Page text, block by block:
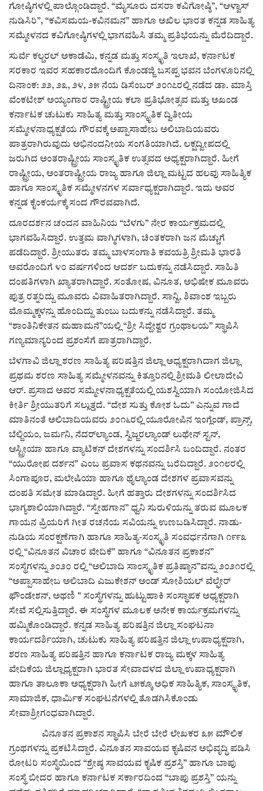
ಗೋಷ್ಠಿಗಳಲ್ಲಿ ಪಾಲ್ಗೊಂಡಿದ್ದಾರೆ. “ಮೈಸೂರು ದಸರಾ ಕವಿಗೋಷ್ಠಿ”, “ಆಳ್ವಾಸ್
ನುಡಿಸಿರಿ”, “ಕವಿಸಮಯ-ಕವಿನಮನ” ಹಾಗೂ ಅಖಿಲ ಭಾರತ ಕನ್ನಡ ಸಾಹಿತ್ಯ
ಸಮ್ಮೇಳನದ ಕವಿಗೋಷ್ಠಿಗಳಲ್ಲಿ ಭಾಗವಹಿಸಿ ತಮ್ಮ ಪ್ರತಿಭೆಯನ್ನು ಮೆರೆದಿದ್ದಾರೆ.
ಸುರ್ವೆ ಕಲ್ಚರಲ್ ಅಕಾಡೆಮಿ, ಕನ್ನಡ ಮತ್ತು ಸಂಸ್ಕೃತಿ ಇಲಾಖೆ, ಕರ್ನಾಟಕ
ಸರಕಾರ ಇವರ ಸಹಕಾರದೊಂದಿಗೆ ಕೊಂಡಜ್ಜಿ ಬಸಪ್ಪ ಭವನ ಬೆಂಗಳೂರಿನಲ್ಲಿ
ದಿನಾಂಕ: ೨೨, ೨೩, ೨೪, ೨೫ ನೆಯ ಡಿಸೆಂಬರ್ ೨೦೧೭ರಲ್ಲಿ ನಡೆದ ಡಾ. ಮಾಸ್ತಿ
ವೆಂಕಟೇಶ್ ಅಯ್ಯಂಗಾರ ರಾಷ್ಟ್ರೀಯ ಕಲಾ ಪ್ರತಿಭೋತ್ಸವ ಮತ್ತು ಅಖಂಡ
ಕರ್ನಾಟಕ ಚುಟುಕು ಸಾಹಿತ್ಯ ಮತ್ತು ಸಾಂಸ್ಕೃತಿಕ ದ್ವಿತೀಯ
ಸಮ್ಮೇಳನಾಧ್ಯಕ್ಷತೆಯ ಗೌರವಕ್ಕೆ ಅಪ್ಪಾಸಾಹೇಬ ಅಲಿಬಾದಿಯವರು
ಪಾತ್ರರಾಗಿರುವುದು ಅಭಿನಂದನೀಯ ಸಂಗತಿಯಾಗಿದೆ. ಲಕ್ಷದ್ವೀಪದಲ್ಲಿ
ಜರುಗಿದ ಅಂತರಾಷ್ಟ್ರೀಯ ಸಾಂಸ್ಕೃತಿಕ ಉತ್ಸವದ ಅಧ್ಯಕ್ಷರಾಗಿದ್ದಾರೆ. ಹೀಗೆ
ರಾಷ್ಟ್ರೀಯ, ಅಂತರಾಷ್ಟ್ರೀಯ ರಾಜ್ಯ ಹಾಗೂ ಜಿಲ್ಲಾ ಮಟ್ಟದ ಹಲವು ಸಾಹಿತ್ಯಿಕ
ಹಾಗೂ ಸಾಂಸ್ಕೃತಿಕ ಸಮ್ಮೇಳನಗಳ ಸರ್ವಾಧ್ಯಕ್ಷರಾಗಿದ್ದಾರೆ. ಇದು ಅವರ
ಕನ್ನಡ ಕೈಂಕರ್ಯಕ್ಕೆ ಸಂದ ಗೌರವವಾಗಿದೆ.
ದೂರದರ್ಶನ ಚಂದನ ವಾಹಿನಿಯ “ಬೆಳಗು” ನೇರ ಕಾರ್ಯಕ್ರಮದಲ್ಲಿ
ಭಾಗವಹಿಸಿದ್ದಾರೆ. ಉತ್ತಮ ವಾಗ್ಮಿಗಳಾಗಿ, ಚಿಂತಕರಾಗಿ ಜನ ಮೆಚ್ಚುಗೆ
ಪಡೆದಿದ್ದಾರೆ. ಶ್ರೀಯುತರು ತಮ್ಮ ಬಾಳಸಂಗಾತಿ ಕವಯತ್ರಿ ಶ್ರೀಮತಿ ಭಾರತಿ
ಅವರೊಂದಿಗೆ ೪೦ ವರ್ಷಗಳಿಂದ ಆದರ್ಶ ಬದುಕನ್ನು ನಡೆಸಿದ್ದಾರೆ. ಸಾಹಿತಿ
ದಂಪತಿಗಳಾಗಿ ಖ್ಯಾತರಾಗಿದ್ದಾರೆ. ಸಂತೋಷ, ವಿನೂತ, ಅಭಿಷೇಕ ಮೂವರು
ಪುತ್ರ ರತ್ನರಿದ್ದು ಮೂವರು ವಿವಾಹಿತರಾಗಿದ್ದಾರೆ. ಸಾನ್ವಿ, ಶಿವಾಂಶ ಇಬ್ಬರು
ಮೊಮ್ಮಕ್ಕಳನ್ನು ಹೊಂದಿದ್ದು ತುಂಬು ಬದುಕನ್ನು ನಡೆಸಿದ್ದಾರೆ. ತಮ್ಮ
“ಶಾಂತಿನಿಕೇತನ ಮಹಾಮನೆ”ಯಲ್ಲಿ “ಶ್ರೀ ಸಿದ್ದೇಶ್ವರ ಗ್ರಂಥಾಲಯ” ಸ್ಥಾಪಿಸಿ
ಗಣ್ಯಮಾನ್ಯರಿಂದ ಪ್ರಶಂಸೆಗೆ ಪಾತ್ರರಾಗಿದ್ದಾರೆ.
ಬೆಳಗಾವಿ ಜಿಲ್ಲಾ ಶರಣ ಸಾಹಿತ್ಯ ಪರಿಷತ್ತಿನ ಜಿಲ್ಲಾ ಅಧ್ಯಕ್ಷರಾಗಿದಾಗ ಜಿಲ್ಲಾ
ಪ್ರಥಮ ಶರಣ ಸಾಹಿತ್ಯ ಸಮ್ಮೇಳನವನ್ನು ಕಿತ್ತೂರಿನಲ್ಲಿ ಶ್ರೀಮತಿ ಲೀಲಾದೇವಿ
ಆರ್. ಪ್ರಸಾದ ಅವರ ಸಮ್ಮೇಳನಾಧ್ಯಕ್ಷತೆಯಲ್ಲಿ ಯಶಸ್ವಿಯಾಗಿ ಸಂಯೋಜಿಸಿದ
ಕೀರ್ತಿ ಶ್ರೀಯುತರಿಗೆ ಸಲ್ಲುತ್ತದೆ. “ದೇಶ ಸುತ್ತು ಕೋಶ ಓದು” ಎನ್ನುವ ಗಾದೆ
ಮಾತಿನಂತೆ ಅಲಿಬಾದಿಯವರು ೨೦೧೬ರಲ್ಲಿ ಯೂರೋಪಿನ ಇಂಗ್ಲೆಂಡ್, ಪ್ರಾನ್ಸ್,
ಬೆಲ್ಜಿಯಂ, ಜರ್ಮನಿ, ನೆದರ್‌ಲ್ಯಾಂಡ, ಸ್ವಿಜ್ಜರಲ್ಯಾಂಡ್ ಲುಥೇನ್ ಸ್ಟನ್,
ಆಸ್ಟ್ರೀಯಾ ಹಾಗೂ ವ್ಯಾಟಿಕನ್ ದೇಶಗಳನ್ನು ಸಂದರ್ಶಿಸಿ ಬಂದಿದ್ದಾರೆ. ನಂತರ
“ಯುರೋಪ ದರ್ಶನ” ಎಂಬ ಪ್ರವಾಸ ಕಥನವನ್ನು ಬರೆದಿದ್ದಾರೆ. ೨೦೧೮ರಲ್ಲಿ
ಸಿಂಗಾಪೂರ, ಮಲೇಷಿಯಾ ಹಾಗೂ ಥೈಲ್ಯಾಂಡ ದೇಶಗಳ ಪ್ರವಾಸವನ್ನು
ದಂಪತಿ ಸಮೇತ ಮಾಡಿದ್ದಾರೆ. ಹೀಗೆ ಹತ್ತಾರು ದೇಶಗಳನ್ನು ಸಂದರ್ಶಿಸಿದ
ಭಾಗ್ಯಶಾಲಿಯಾಗಿದ್ದಾರೆ. “ಸ್ನೇಹಗಾನ” ಧ್ವನಿ ಸುರುಳಿಯನ್ನು ತರುವ ಮೂಲಕ
ಗಾಯನ ಪ್ರಿಯರಿಗೆ ಗೀತ ರಚನೆಯ ಸವಿಯನ್ನು ಉಣಬಡಿಸಿದ್ದಾರೆ. ನಾಡು-
ನುಡಿಯ ಸಂರಕ್ಷಣೆಗಾಗಿ ಹಾಗೂ ಸಾಹಿತ್ಯ-ಸಂಸ್ಕೃತಿ ಸಂವರ್ಧನೆಗಾಗಿ ೧೯೯೩
ರಲ್ಲಿ “ವಿನೂತನ ವಿಚಾರ ವೇದಿಕೆ” ಹಾಗೂ “ವಿನೂತನ ಪ್ರಕಾಶನ”
ಸಂಸ್ಥೆಗಳನ್ನು ೨೦೨೦ ರಲ್ಲಿ “ಅಲಿಬಾದಿ ಸಾಂಸ್ಕೃತಿಕ ಪ್ರತಿಷ್ಠಾನ”ವನ್ನು ೨೦೨೧ರಲ್ಲಿ
“ಅಪ್ಪಾಸಾಹೇಬ ಅಲಿಬಾದಿ ಎಜುಕೇಶನ್ ಅಂಡ್ ಸೋಶಿಯಲ್ ವೆಲ್ಫೇರ್
ಫೌಂಡೇಶನ್, ಅಥಣಿ " ಸಂಸ್ಥೆಗಳನ್ನು ಹುಟ್ಟುಹಾಕಿ ಸಂಸ್ಥಾಪಕ ಅಧ್ಯಕ್ಷರಾಗಿ
ಸೇವೆ ಸಲ್ಲಿಸುತ್ತಿದ್ದಾರೆ. ಈ ಸಂಸ್ಥೆಗಳ ಮೂಲಕ ಅನೇಕ ಕಾರ್ಯಕ್ರಮಗಳನ್ನು
ಹಮ್ಮಿಕೊಂಡಿದ್ದಾರೆ. ಕನ್ನಡ ಸಾಹಿತ್ಯ ಪರಿಷತ್ತಿನ ಜಿಲ್ಲಾ ಸಂಘಟನಾ
ಕಾರ್ಯದರ್ಶಿಯಾಗಿ, ಚುಟುಕು ಸಾಹಿತ್ಯ ಪರಿಷತ್ತಿನ ಜಿಲ್ಲಾ ಉಪಾಧ್ಯಕ್ಷರಾಗಿ,
ಶರಣ ಸಾಹಿತ್ಯ ಪರಿಷತ್ತಿನ ಹಾಗೂ ಕರ್ನಾಟಕ ರಾಜ್ಯ ಮಕ್ಕಳ ಸಾಹಿತ್ಯ
ವೇದಿಕೆಯ ಜಿಲ್ಲಾಧ್ಯಕ್ಷರಾಗಿ ಭಾರತ ಸೇವಾದಳದ ಜಿಲ್ಲಾ ಉಪಾಧ್ಯಕ್ಷರಾಗಿ
ಹಾಗೂ ತಾಲೂಕಾ ಅಧ್ಯಕ್ಷರಾಗಿ ಹೀಗೆ ೬೫ಕ್ಕೂ ಅಧಿಕ ಸಾಹಿತ್ಯಿಕ, ಸಾಂಸ್ಕೃತಿಕ,
ಸಾಮಾಜಿಕ, ಧಾರ್ಮಿಕ ಸಂಘಟನೆಗಳಲ್ಲಿ ತೊಡಗಿಸಿಕೊಂಡು
ಸೇವಾಶ್ರೀಗಂಧವಾಗಿದ್ದಾರೆ.
ವಿನೂತನ ಪ್ರಕಾಶನ ಸ್ಥಾಪಿಸಿ ಬೇರೆ ಬೇರೆ ಲೇಖಕರ ೩೫ ಮೌಲಿಕ
ಗ್ರಂಥಗಳನ್ನು ಪ್ರಕಟಿಸಿದ್ದಾರೆ. ವಿನೂತನ ಸಾವಯವ ಕೃಷಿವನ ಅಭಿವೃದ್ಧಿ ಪಡಿಸಿ
ರೋಟರಿ ಸಂಸ್ಥೆಯಿಂದ “ಶ್ರೇಷ್ಠ ಸಾವಯವ ಕೃಷಿಕ ಪ್ರಶಸ್ತಿ” ಹಾಗೂ ಬಾಪು
ಸಂಸ್ಥೆ ಬೀದರ ಹಾಗೂ ಕರ್ನಾಟಕ ಸರ್ಕಾರದಿಂದ “ಬಾಪು ಪ್ರಶಸ್ತಿ” ಯನ್ನು